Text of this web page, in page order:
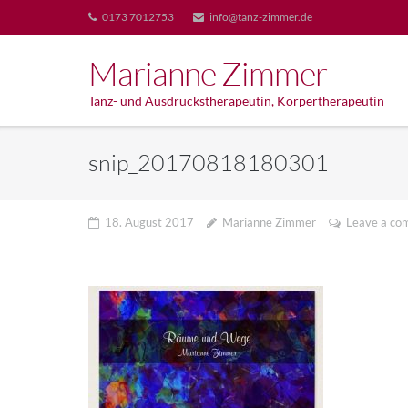
to
0173 7012753 info@tanz-zimmer.de
Marianne Zimmer
Tanz- und Ausdruckstherapeutin, Körpertherapeutin
snip_20170818180301
18. August 2017 Marianne Zimmer Leave a